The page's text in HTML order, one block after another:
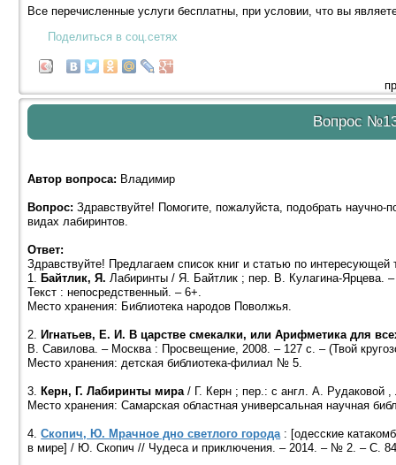
Все перечисленные услуги бесплатны, при условии, что вы
Поделиться в соц.сетях
Вопрос
Автор вопроса: Владимир
Вопрос: Здравствуйте! Помогите, пожалуйста, подобрать научно-
видах лабиринтов.
Ответ:
Здравствуйте! Предлагаем список книг и статью по интересующей
1.Байтлик, Я. Лабиринты / Я. Байтлик ; пер. В. Кулагина-
Текст : непосредственный. – 6+.
Место хранения: Библиотека народов Поволжья.
2.Игнатьев, Е. И. В царстве смекалки, или Арифметика для
В. Савилова. – Москва : Просвещение, 2008. – 127 с. – (Твой
Место хранения: детская библиотека-филиал № 5.
3.Керн, Г. Лабиринты мира / Г. Керн ; пер.: с англ. А.
Место хранения: Самарская областная универсальная научная
4.Скопич, Ю. Мрачное дно светлого города : [одесские
в мире] / Ю. Скопич // Чудеса и приключения. – 2014. – № 2. – С.